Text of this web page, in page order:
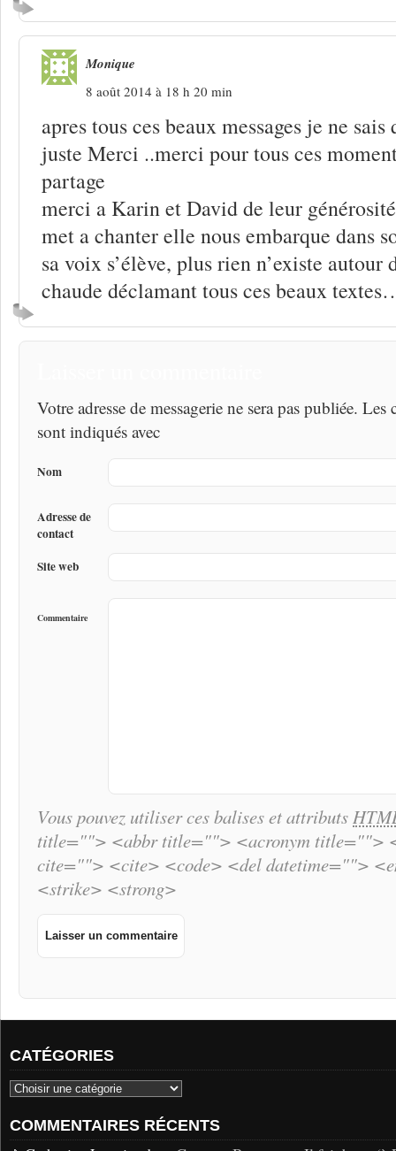
Monique
8 août 2014 à 18 h 20 min
apres tous ces beaux messages je ne sais
juste Merci ..merci pour tous ces
partage
merci a Karin et David de leur
met a chanter elle nous embarque dans
sa voix s’élève, plus rien n’existe autour
chaude déclamant tous ces beaux
Votre adresse de messagerie ne sera pas publiée.
sont indiqués avec
Nom
Adresse de
contact
Site web
Commentaire
Vous pouvez utiliser ces balises et attributs
title=""> <abbr title=""> <acronym title="">
cite=""> <cite> <code> <del datetime="">
<strike> <strong>
CATÉGORIES
COMMENTAIRES RÉCENTS